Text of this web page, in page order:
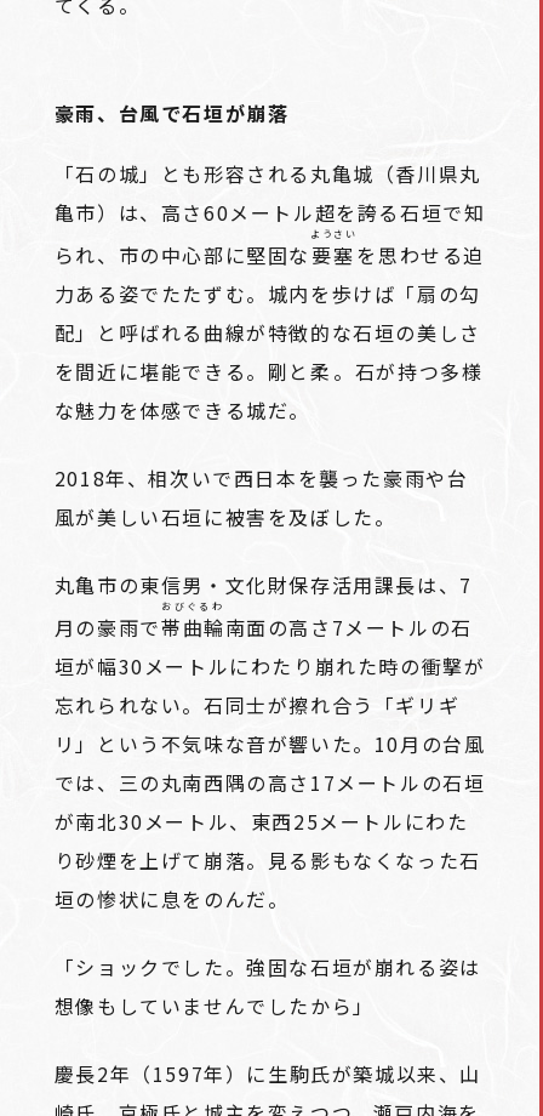
豪雨、台風で石垣が崩落
「石の城」とも形容される丸亀城（香川県丸
亀市）は、高さ60メートル超を誇る石垣で知
られ、市の中心部に堅固な 要塞
ようさい
を思わせる迫
力ある姿でたたずむ。城内を歩けば「扇の勾
配」と呼ばれる曲線が特徴的な石垣の美しさ
を間近に堪能できる。剛と柔――。石が持つ多様
な魅力を体感できる城だ。
2018年、相次いで西日本を襲った豪雨や台
風が美しい石垣に被害を及ぼした。
丸亀市の東信男・文化財保存活用課長は、7
月の豪雨で帯曲輪
おびぐるわ
南面の高さ7メートルの石
垣が幅30メートルにわたり崩れた時の衝撃が
忘れられない。石同士が擦れ合う「ギリギ
リ」という不気味な音が響いた。10月の台風
では、三の丸南西隅の高さ17メートルの石垣
が南北30メートル、東西25メートルにわた
り砂煙を上げて崩落。見る影もなくなった石
垣の惨状に息をのんだ。
「ショックでした。強固な石垣が崩れる姿は
想像もしていませんでしたから」
慶長2年（1597年）に生駒氏が築城以来、山